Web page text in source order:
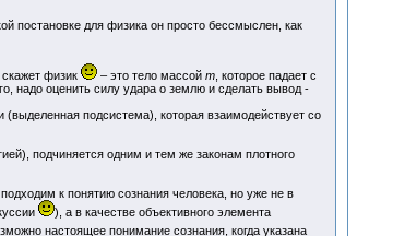
постановке для физика он просто бессмыслен, как
физик – это тело массой m, которое падает с
надо оценить силу удара о землю и сделать вывод -
(выделенная подсистема), которая взаимодействует со
подчиняется одним и тем же законам плотного
к понятию сознания человека, но уже не в
), а в качестве объективного элемента
настоящее понимание сознания, когда указана